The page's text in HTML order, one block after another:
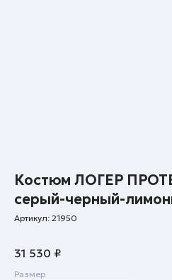
Костюм ЛОГЕР
серый-черный-
Артикул: 21950
31 530 ₽
Размер